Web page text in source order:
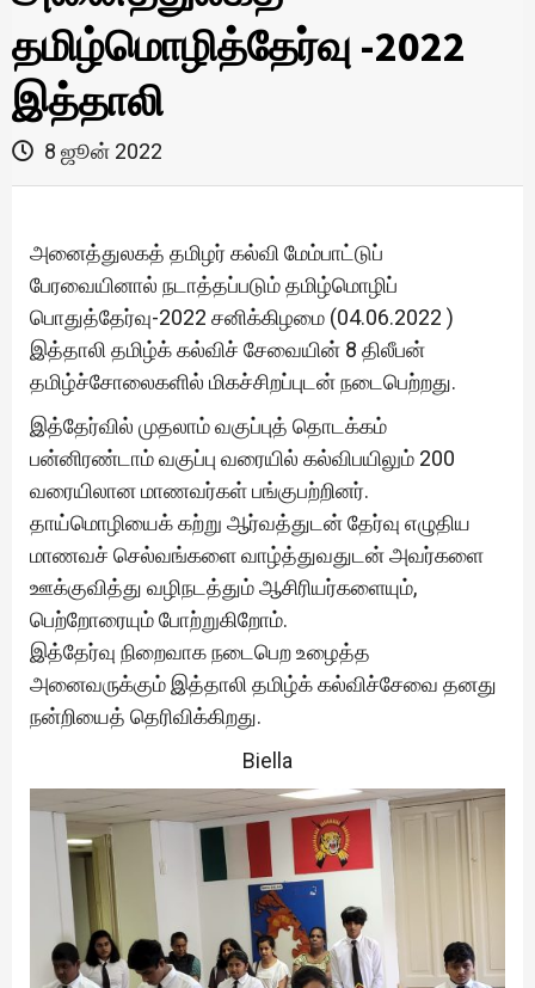
தமிழ்மொழித்தேர்வு -2022
இத்தாலி
8 ஜூன் 2022
அனைத்துலகத் தமிழர் கல்வி மேம்பாட்டுப்
பேரவையினால் நடாத்தப்படும் தமிழ்மொழிப்
பொதுத்தேர்வு-2022 சனிக்கிழமை (04.06.2022 )
இத்தாலி தமிழ்க் கல்விச் சேவையின் 8 திலீபன்
தமிழ்ச்சோலைகளில் மிகச்சிறப்புடன் நடைபெற்றது.
இத்தேர்வில் முதலாம் வகுப்புத் தொடக்கம்
பன்னிரண்டாம் வகுப்பு வரையில் கல்விபயிலும் 200
வரையிலான மாணவர்கள் பங்குபற்றினர்.
தாய்மொழியைக் கற்று ஆர்வத்துடன் தேர்வு எழுதிய
மாணவச் செல்வங்களை வாழ்த்துவதுடன் அவர்களை
ஊக்குவித்து வழிநடத்தும் ஆசிரியர்களையும்,
பெற்றோரையும் போற்றுகிறோம்.
இத்தேர்வு நிறைவாக நடைபெற உழைத்த
அனைவருக்கும் இத்தாலி தமிழ்க் கல்விச்சேவை தனது
நன்றியைத் தெரிவிக்கிறது.
Biella